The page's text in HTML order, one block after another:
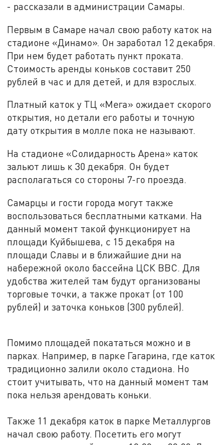
- рассказали в администрации Самары.
Первым в Самаре начал свою работу каток на
стадионе «Динамо». Он заработал 12 декабря.
При нем будет работать пункт проката.
Стоимость аренды коньков составит 250
рублей в час и для детей, и для взрослых.
Платный каток у ТЦ «Мега» ожидает скорого
открытия, но детали его работы и точную
дату открытия в молле пока не называют.
На стадионе «Солидарность Арена» каток
зальют лишь к 30 декабря. Он будет
располагаться со стороны 7-го проезда.
Самарцы и гости города могут также
воспользоваться бесплатными катками. На
данный момент такой функционирует на
площади Куйбышева, с 15 декабря на
площади Славы и в ближайшие дни на
набережной около бассейна ЦСК ВВС. Для
удобства жителей там будут организованы
торговые точки, а также прокат (от 100
рублей) и заточка коньков (300 рублей).
Помимо площадей покататься можно и в
парках. Например, в парке Гагарина, где каток
традиционно залили около стадиона. Но
стоит учитывать, что на данный момент там
пока нельзя арендовать коньки.
Также 11 декабря каток в парке Металлургов
начал свою работу. Посетить его могут